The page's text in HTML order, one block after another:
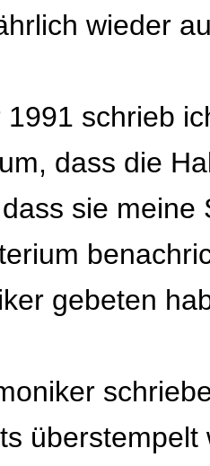
wieder
1991 schrieb
dass die
sie
gebeten